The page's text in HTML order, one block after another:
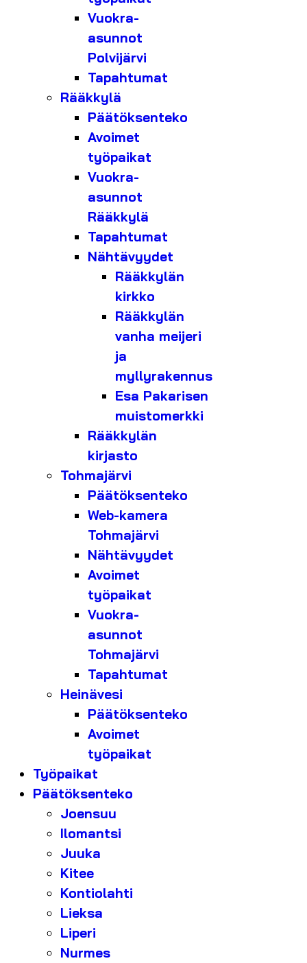
Vuokra-
asunnot
Polvijärvi
Tapahtumat
Rääkkylä
Päätöksenteko
Avoimet
työpaikat
Vuokra-
asunnot
Rääkkylä
Tapahtumat
Nähtävyydet
Rääkkylän
kirkko
Rääkkylän
vanha meijeri
ja
myllyrakennus
Esa Pakarisen
muistomerkki
Rääkkylän
kirjasto
Tohmajärvi
Päätöksenteko
Web-kamera
Tohmajärvi
Nähtävyydet
Avoimet
työpaikat
Vuokra-
asunnot
Tohmajärvi
Tapahtumat
Heinävesi
Päätöksenteko
Avoimet
työpaikat
Työpaikat
Päätöksenteko
Joensuu
Ilomantsi
Juuka
Kitee
Kontiolahti
Lieksa
Liperi
Nurmes